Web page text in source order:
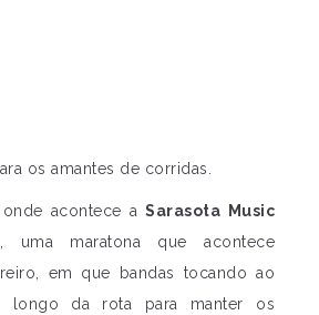
os amantes de corridas.
onde acontece aSarasota Music
, uma maratona que acontece
em que bandas tocando ao
longo da rota para manter os